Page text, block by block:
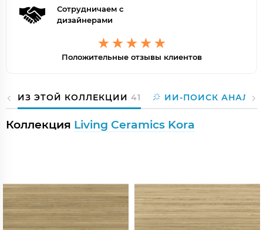
Сотрудничаем с
дизайнерами
Положительные отзывы клиентов
ИЗ ЭТОЙ КОЛЛЕКЦИИ 41 ИИ-ПОИСК
Коллекция Living Ceramics Kora